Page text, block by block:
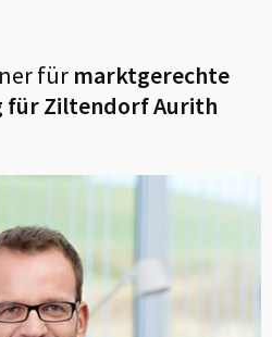
fürmarktgerechte
fürZiltendorf Aurith